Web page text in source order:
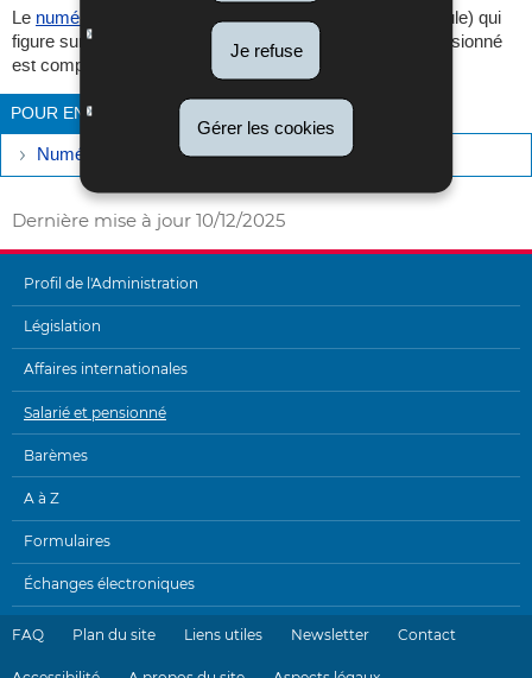
Je refuse
Gérer les cookies
Le numéro d’identification national(appelé encore matricule) qui
figure sur la fiche de retenue d’impôt du salarié ou du pensionné
est composé de 13 positions.
POUR EN SAVOIR PLUS
Numéro d'identification national - Création par l'ACD
Dernière mise à jour 10/12/2025
MENU
DE
NAVIGATION
Profil de l'Administration
Législation
Affaires internationales
Salarié et pensionné
Barèmes
A à Z
Formulaires
Échanges électroniques
FAQ Plan du site Liens utiles Newsletter Contact